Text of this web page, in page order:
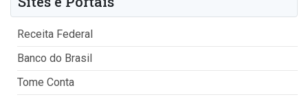
Receita Federal
Banco do Brasil
Tome Conta